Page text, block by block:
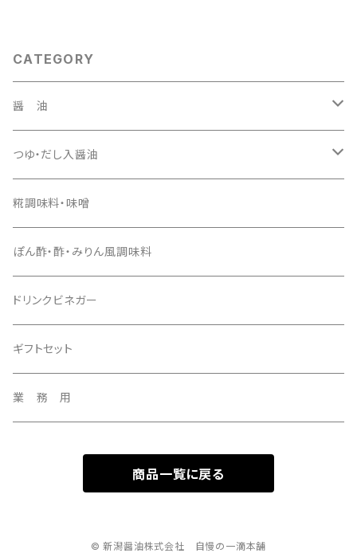
CATEGORY
醤 油
１．８Ｌ
１Ｌ
３７０ｍｌ
つゆ・だし入醤油
１．８Ｌ
1Ｌ
２種セット
3種セット
３７０ｍｌ
糀調味料・味噌
ぽん酢・酢・みりん風調味料
ドリンクビネガー
ギフトセット
業 務 用
商品一覧に戻る
© 新潟醤油株式会社 自慢の一滴本舗